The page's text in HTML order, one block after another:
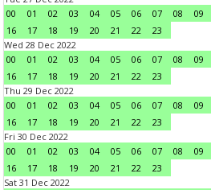
00
01 02 03 04 05 06 07 08 09
16
17 18 19 20 21 22
23
Wed 28 Dec 2022
00
01 02 03 04 05 06 07 08 09
16
17 18 19 20 21 22
23
Thu 29 Dec 2022
00
01 02 03 04 05 06 07 08 09
16
17 18 19 20 21 22
23
Fri 30 Dec 2022
00
01 02 03 04 05 06 07 08 09
16
17 18 19 20 21 22
23
Sat 31 Dec 2022